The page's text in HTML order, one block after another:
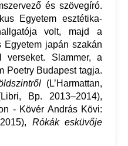
és szövegíró.
Egyetem esztétika-
volt, majd a
Egyetem japán szakán
Slammer, a
Poetry Budapest tagja.
(L’Harmattan,
Bp. 2013–2014),
- Kövér András Kövi:
Rókák esküvője